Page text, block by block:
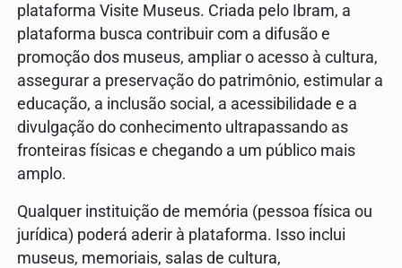
plataforma Visite Museus. Criada pelo Ibram, a
plataforma busca contribuir com a difusão e
promoção dos museus, ampliar o acesso à cultura,
assegurar a preservação do patrimônio, estimular a
educação, a inclusão social, a acessibilidade e a
divulgação do conhecimento ultrapassando as
fronteiras físicas e chegando a um público mais
amplo.
Qualquer instituição de memória (pessoa física ou
jurídica) poderá aderir à plataforma. Isso inclui
museus, memoriais, salas de cultura,